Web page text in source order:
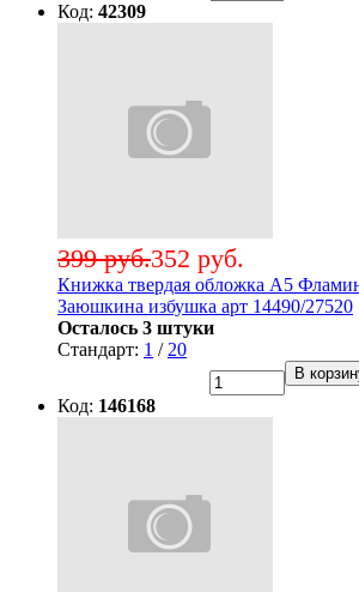
Код: 42309
352 руб.
399 руб.
Книжка твердая обложка А5
Заюшкина избушка арт 14490/27520
Осталось 3 штуки
Стандарт: 1 / 20
В
Код: 146168